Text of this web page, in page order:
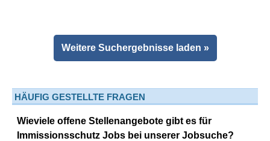
Weitere Suchergebnisse laden »
HÄUFIG GESTELLTE FRAGEN
Wieviele offene Stellenangebote gibt es für
Immissionsschutz Jobs bei unserer Jobsuche?